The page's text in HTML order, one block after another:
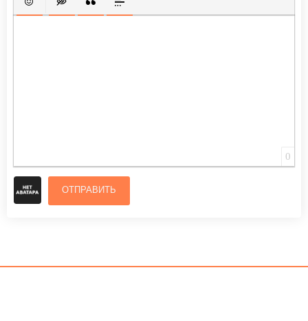
ВСТАВИТЬ СМАЙЛИК
ВСТАВКА СКРЫТОГО ТЕКСТА
ВСТАВКА ЦИТАТЫ
ВСТАВКА СПОЙЛЕРА
0
ОТПРАВИТЬ